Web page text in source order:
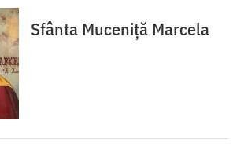
Sfânta Muceniță Marcela